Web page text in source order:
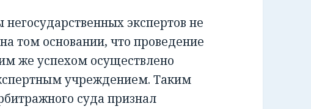
экспертов не
том основании, что проведение
же успехом осуществлено
учреждением. Таким
суда признал